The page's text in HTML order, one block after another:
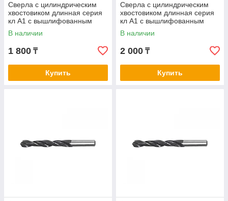
Сверла с цилиндрическим
хвостовиком длинная серия
кл А1 с вышлифованным
профилем нитрид/тит 5,8-6,0
В наличии
1 800 ₸
Купить
Сверла с цилиндрическим
хвостовиком длинная серия
кл А1 с вышлифованным
профилем нитрид/тит 6,1-6,4
В наличии
2 000 ₸
Купить